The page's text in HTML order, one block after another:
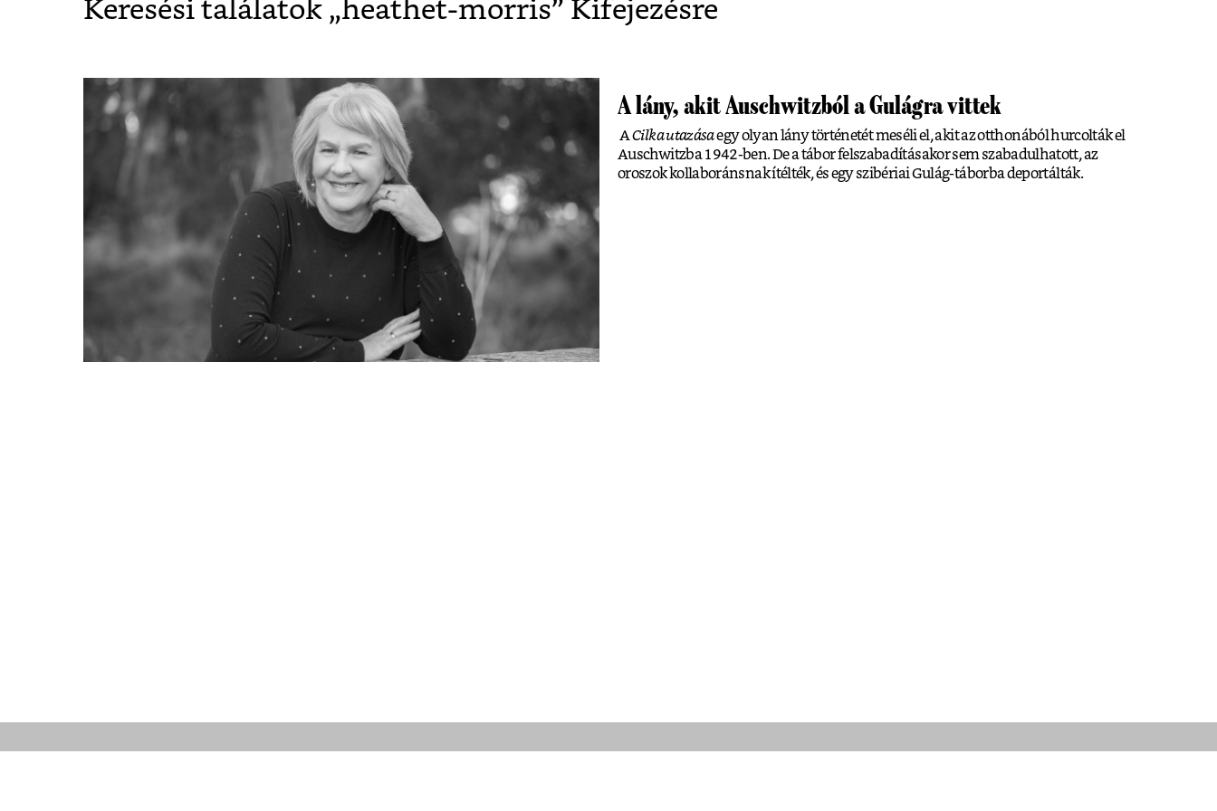
Keresési találatok „heathet-morris” Kifejezésre
A lány, akit Auschwitzból a Gulágra vittek
ACilka utazásaegy olyan lány történetét meséli el, akit az otthonából hurcolták el
Auschwitzba 1942-ben. De a tábor felszabadításakor sem szabadulhatott, az
oroszok kollaboránsnak ítélték, és egy szibériai Gulág-táborba deportálták.